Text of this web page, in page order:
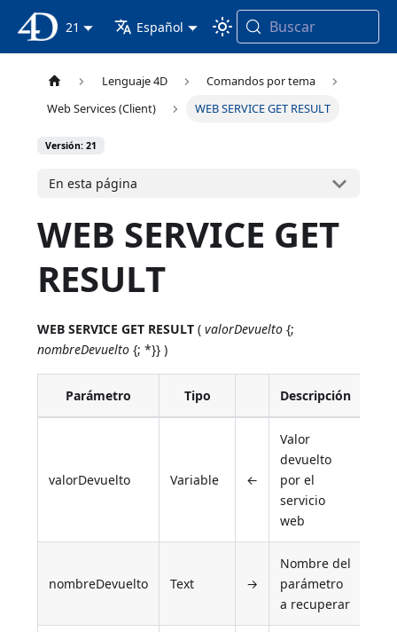
Documentación 4D
21 Español Buscar
Lenguaje 4D
Comandos por tema
Web Services (Client)
WEB SERVICE GET RESULT
Versión: 21
En esta página
WEB SERVICE GET
RESULT
WEB SERVICE GET RESULT (valorDevuelto {;
nombreDevuelto {; *}} )
Parámetro Tipo Descripción
valorDevuelto Variable ←
Valor
devuelto
por el
servicio
web
nombreDevuelto Text →
Nombre del
parámetro
a recuperar